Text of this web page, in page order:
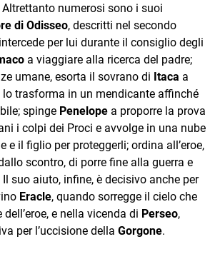
numerosi sono i suoi
di Odisseo, descritti nel secondo
per lui durante il consiglio degli
a viaggiare alla ricerca del padre;
umane, esorta il sovrano di Itaca a
lo trasforma in un mendicante affinché
spinge Penelope a proporre la prova
i colpi dei Proci e avvolge in una nube
e il figlio per proteggerli; ordina all’eroe,
scontro, di porre fine alla guerra e
suo aiuto, infine, è decisivo anche per
Eracle, quando sorregge il cielo che
e nella vicenda di Perseo,
per l’uccisione della Gorgone.